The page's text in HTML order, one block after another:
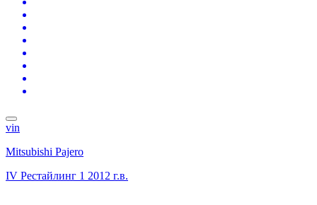
vin
Mitsubishi Pajero
IV Рестайлинг 1 2012 г.в.